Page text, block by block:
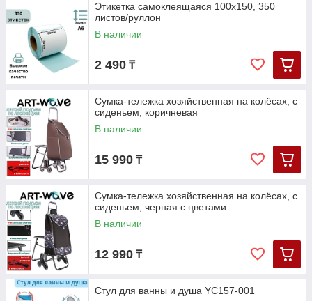
Этикетка самоклеящаяся 100х150, 350
листов/руллон
В наличии
2 490 ₸
Сумка-тележка хозяйственная на колёсах, с
сиденьем, коричневая
В наличии
15 990 ₸
Сумка-тележка хозяйственная на колёсах, с
сиденьем, черная с цветами
В наличии
12 990 ₸
Стул для ванны и душа YC157-001